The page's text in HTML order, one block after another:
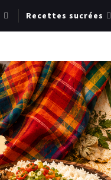
Recettes sucrées